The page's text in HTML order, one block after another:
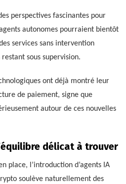
perspectives fascinantes pour
autonomes pourraient bientôt
services sans intervention
sous supervision.
ont déjà montré leur
de paiement, signe que
autour de ces nouvelles
délicat à trouver
place, l’introduction d’agents IA
soulève naturellement des